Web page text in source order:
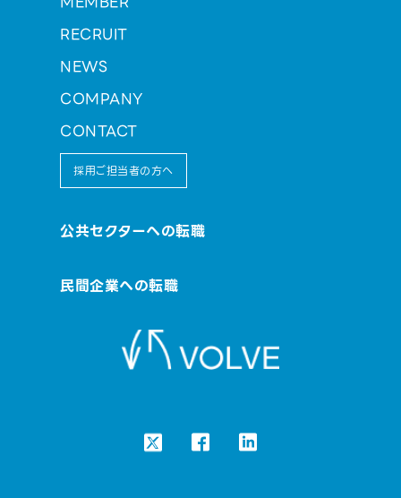
RECRUIT
NEWS
COMPANY
CONTACT
採用ご担当者の方へ
公共セクターへの転職
民間企業への転職